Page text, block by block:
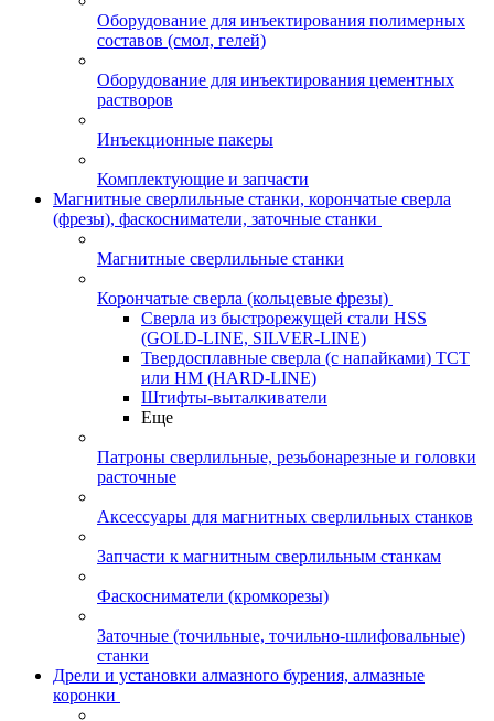
Оборудование для инъектирования полимерных
составов (смол, гелей)
Оборудование для инъектирования цементных
растворов
Инъекционные пакеры
Комплектующие и запчасти
Магнитные сверлильные станки, корончатые сверла
(фрезы), фаскосниматели, заточные станки
Магнитные сверлильные станки
Корончатые сверла (кольцевые фрезы)
Сверла из быстрорежущей стали HSS
(GOLD-LINE, SILVER-LINE)
Твердосплавные сверла (с напайками) ТСТ
или HM (HARD-LINE)
Штифты-выталкиватели
Еще
Патроны сверлильные, резьбонарезные и головки
расточные
Аксессуары для магнитных сверлильных станков
Запчасти к магнитным сверлильным станкам
Фаскосниматели (кромкорезы)
Заточные (точильные, точильно-шлифовальные)
станки
Дрели и установки алмазного бурения, алмазные
коронки